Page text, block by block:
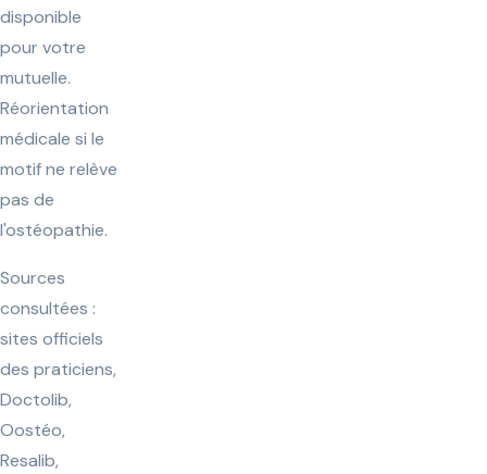
disponible
pour votre
mutuelle.
Réorientation
médicale si le
motif ne relève
pas de
l'ostéopathie.
Sources
consultées :
sites officiels
des praticiens,
Doctolib,
Oostéo,
Resalib,